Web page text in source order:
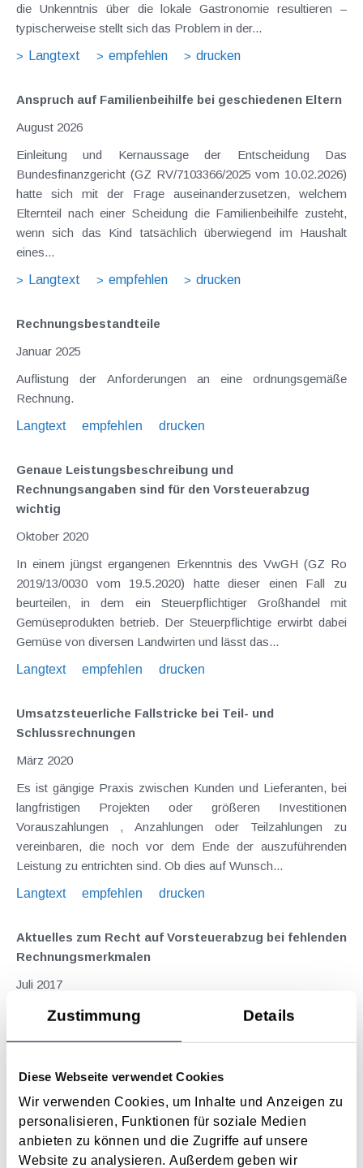
Zustimmung Details
Diese Webseite verwendet Cookies
Wir verwenden Cookies, um Inhalte und Anzeigen zu
personalisieren, Funktionen für soziale Medien
anbieten zu können und die Zugriffe auf unsere
Website zu analysieren. Außerdem geben wir
die Unkenntnis über die lokale Gastronomie resultieren –
typischerweise stellt sich das Problem in der...
Langtext
empfehlen drucken
Anspruch auf Familienbeihilfe bei geschiedenen Eltern
August 2026
Einleitung und Kernaussage der Entscheidung Das
Bundesfinanzgericht (GZ RV/7103366/2025 vom 10.02.2026)
hatte sich mit der Frage auseinanderzusetzen, welchem
Elternteil nach einer Scheidung die Familienbeihilfe zusteht,
wenn sich das Kind tatsächlich überwiegend im Haushalt
eines...
Langtext
empfehlen drucken
Rechnungsbestandteile
Januar 2025
Auflistung der Anforderungen an eine ordnungsgemäße
Rechnung.
Langtext
empfehlen drucken
Genaue Leistungsbeschreibung und
Rechnungsangaben sind für den Vorsteuerabzug
wichtig
Oktober 2020
In einem jüngst ergangenen Erkenntnis des VwGH (GZ Ro
2019/13/0030 vom 19.5.2020) hatte dieser einen Fall zu
beurteilen, in dem ein Steuerpflichtiger Großhandel mit
Gemüseprodukten betrieb. Der Steuerpflichtige erwirbt dabei
Gemüse von diversen Landwirten und lässt das...
Langtext
empfehlen drucken
Umsatzsteuerliche Fallstricke bei Teil- und
Schlussrechnungen
März 2020
Es ist gängige Praxis zwischen Kunden und Lieferanten, bei
langfristigen Projekten oder größeren Investitionen
Vorauszahlungen , Anzahlungen oder Teilzahlungen zu
vereinbaren, die noch vor dem Ende der auszuführenden
Leistung zu entrichten sind. Ob dies auf Wunsch...
Langtext
empfehlen drucken
Aktuelles zum Recht auf Vorsteuerabzug bei fehlenden
Rechnungsmerkmalen
Juli 2017
Wir hatten Sie bereits in der KI 01/17 über ein für Unternehmer
Leistungszeitraum oder zum Leistungsgegenstand auf der
Langtext
empfehlen drucken
Erleichterungen beim Vorsteuerabzug dank EuGH-